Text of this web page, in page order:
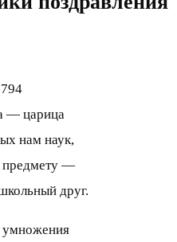
794
— царица
нам наук,
предмету —
друг.